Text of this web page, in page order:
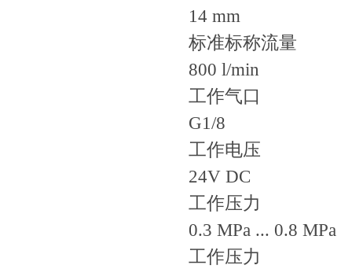
14 mm
标准标称流量
800 l/min
工作气口
G1/8
工作电压
24V DC
工作压力
0.3 MPa ... 0.8 MPa
工作压力